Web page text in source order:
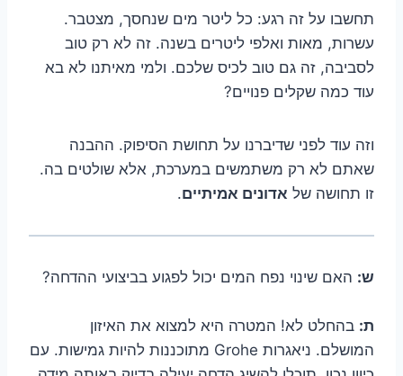
תחשבו על זה רגע: כל ליטר מים שנחסך, מצטבר.
עשרות, מאות ואלפי ליטרים בשנה. זה לא רק טוב
לסביבה, זה גם טוב לכיס שלכם. ולמי מאיתנו לא בא
עוד כמה שקלים פנויים?
וזה עוד לפני שדיברנו על תחושת הסיפוק. ההבנה
שאתם לא רק משתמשים במערכת, אלא שולטים בה.
זו תחושה של אדונים אמיתיים.
ש: האם שינוי נפח המים יכול לפגוע בביצועי ההדחה?
ת: בהחלט לא! המטרה היא למצוא את האיזון
המושלם. ניאגרות Grohe מתוכננות להיות גמישות. עם